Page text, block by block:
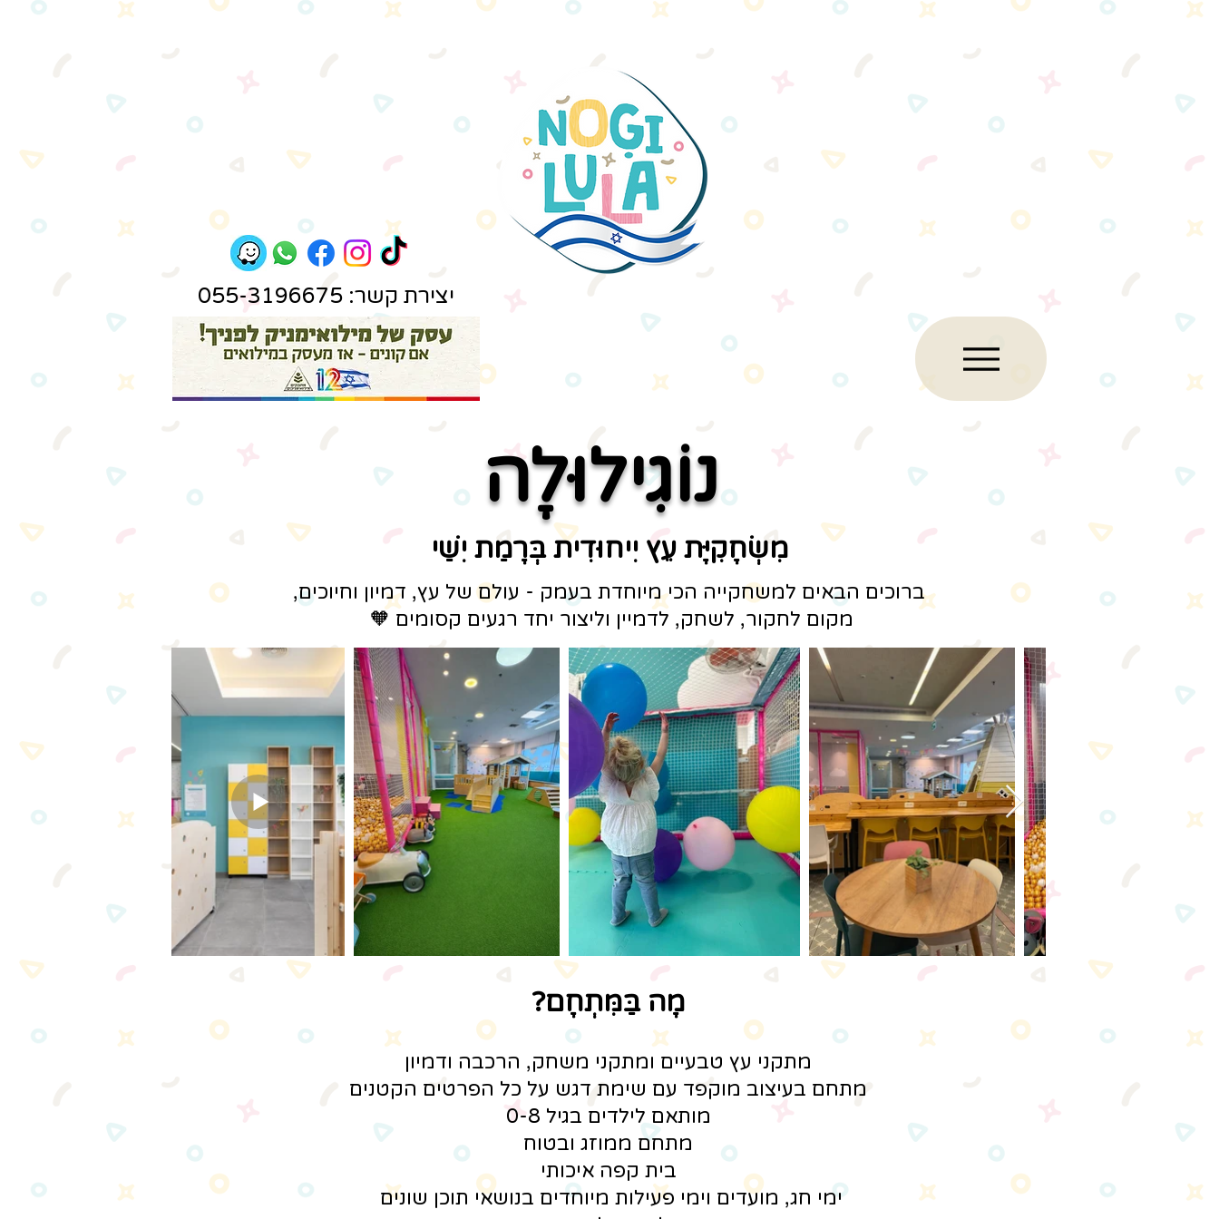
יצירת קשר: 055-3196675
נוֹגִילוּלָה
מִשְׂחָקִיָּת עֵץ יִיחוּדִית בְּרָמַת יִשַׁי
ברוכים הבאים למשחקייה הכי מיוחדת בעמק - עולם של עץ, דמיון וחיוכים,
מקום לחקור, לשחק, לדמיין וליצור יחד רגעים קסומים 🧡
מָה בַּמִּתְחָם?
מתקני עץ טבעיים ומתקני משחק, הרכבה ודמיון
מתחם בעיצוב מוקפד עם שימת דגש על כל הפרטים הקטנים
מותאם לילדים בגיל 0-8
מתחם ממוזג ובטוח
בית קפה איכותי
ימי חג, מועדים וימי פעילות מיוחדים בנושאי תוכן שונים